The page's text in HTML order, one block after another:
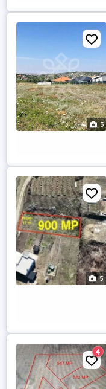
3
5
4